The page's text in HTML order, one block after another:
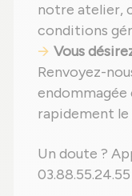
notre atelier,
conditions
Vous
Renvoyez-
endommagée
rapidement le
Un doute ?
03.88.55.24.55